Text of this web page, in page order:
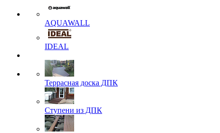
AQUAWALL
IDEAL
Террасная доска ДПК
Ступени из ДПК